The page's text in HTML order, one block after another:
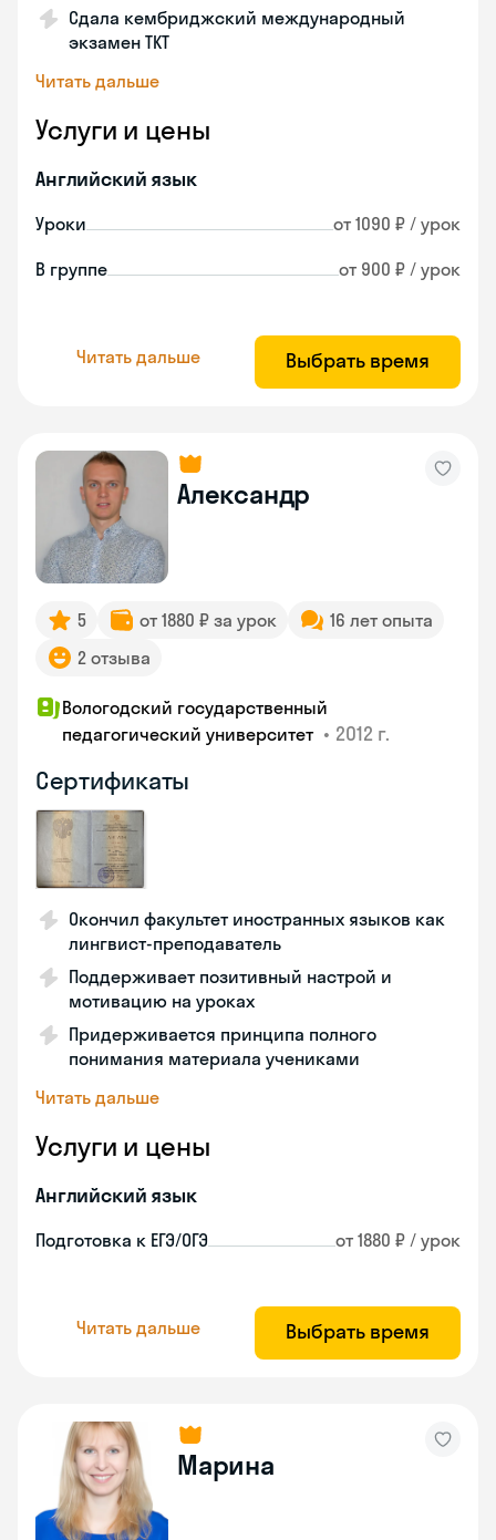
Сдала кембриджский международный
экзамен TKT
Читать дальше
Услуги и цены
Английский язык
Уроки от 1090 ₽ / урок
В группе от 900 ₽ / урок
Читать дальше Выбрать время
Александр
5 от 1880 ₽ за урок
16 лет опыта
2 отзыва
Вологодский государственный
педагогический университет • 2012 г.
Сертификаты
Окончил факультет иностранных языков как
лингвист-преподаватель
Поддерживает позитивный настрой и
мотивацию на уроках
Придерживается принципа полного
понимания материала учениками
Читать дальше
Услуги и цены
Английский язык
Подготовка к ЕГЭ/ОГЭ от 1880 ₽ / урок
Читать дальше Выбрать время
Марина